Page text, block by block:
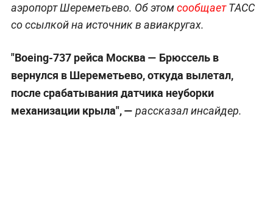
аэропорт Шереметьево. Об этомсообщаетТАСС
со ссылкой на источник в авиакругах.
"Boeing-737 рейса Москва — Брюссель в
вернулся в Шереметьево, откуда вылетал,
после срабатывания датчика неуборки
механизации крыла", — рассказал инсайдер.